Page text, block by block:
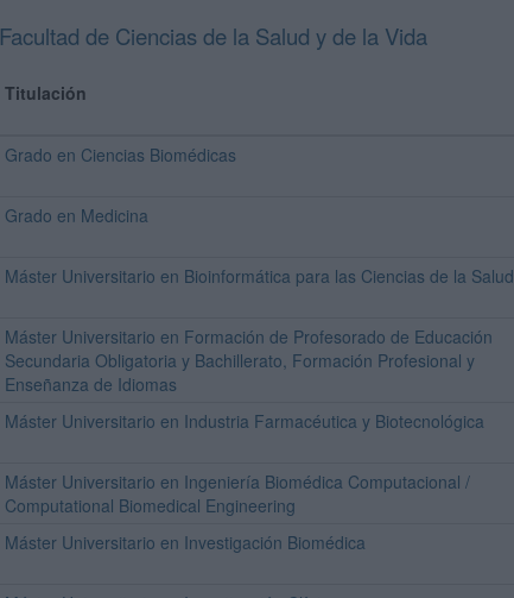
Facultad de Ciencias de la Salud y de la Vida
Titulación
Grado en Ciencias Biomédicas
Grado en Medicina
Máster Universitario en Bioinformática para las Ciencias de la Salud
Máster Universitario en Formación de Profesorado de Educación
Secundaria Obligatoria y Bachillerato, Formación Profesional y
Enseñanza de Idiomas
Máster Universitario en Industria Farmacéutica y Biotecnológica
Máster Universitario en Ingeniería Biomédica Computacional /
Computational Biomedical Engineering
Máster Universitario en Investigación Biomédica